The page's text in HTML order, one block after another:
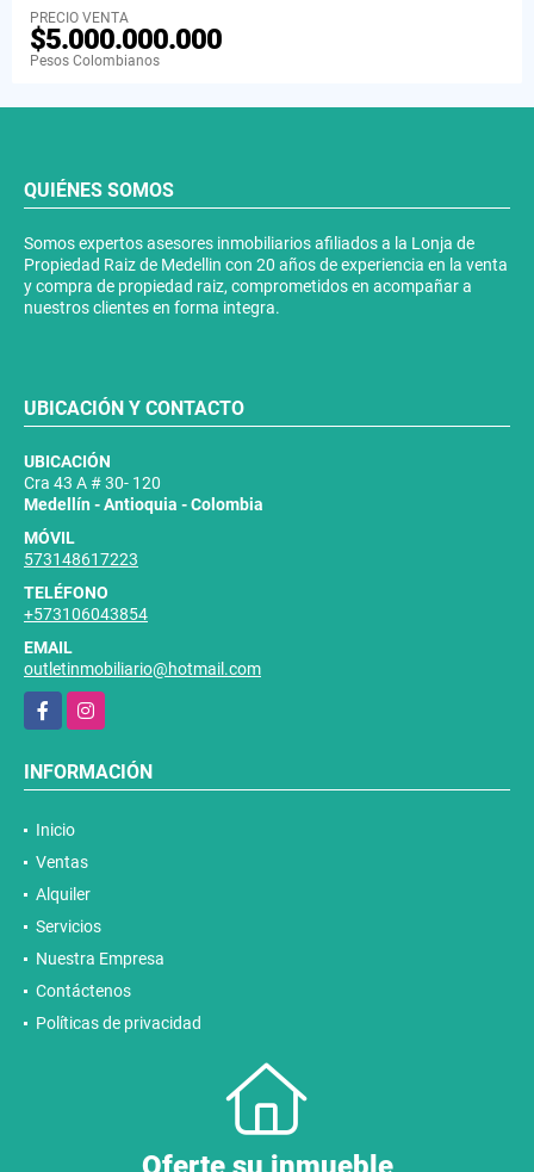
PRECIO VENTA
$5.000.000.000
Pesos Colombianos
QUIÉNES SOMOS
Somos expertos asesores inmobiliarios afiliados a la Lonja de
Propiedad Raiz de Medellin con 20 años de experiencia en la venta
y compra de propiedad raiz, comprometidos en acompañar a
nuestros clientes en forma integra.
UBICACIÓN Y CONTACTO
UBICACIÓN
Cra 43 A # 30- 120
Medellín - Antioquia - Colombia
MÓVIL
573148617223
TELÉFONO
+573106043854
EMAIL
outletinmobiliario@hotmail.com
FacebookInstagram
INFORMACIÓN
Inicio
Ventas
Alquiler
Servicios
Nuestra Empresa
Contáctenos
Políticas de privacidad